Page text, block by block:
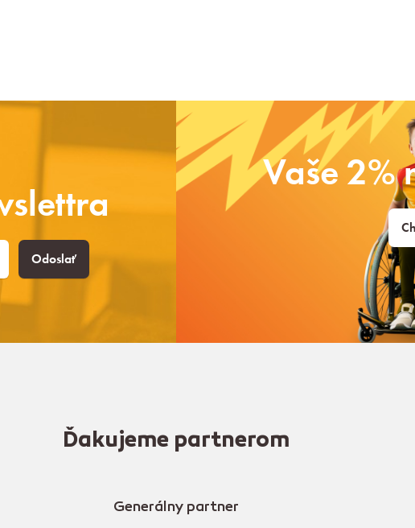
Odoslať
Vaše 2%
Ďakujeme partnerom
Generálny partner